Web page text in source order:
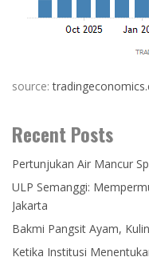
source:
Recent Posts
Pertunjukan Air Mancur
ULP Semanggi:
Jakarta
Bakmi Pangsit Ayam,
Ketika Institusi